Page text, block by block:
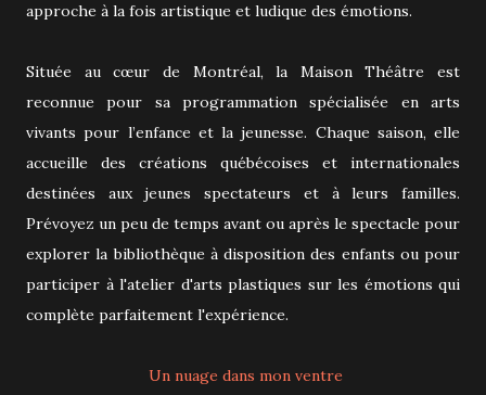
approche à la fois artistique et ludique des émotions.
Située au cœur de Montréal, la Maison Théâtre est
reconnue pour sa programmation spécialisée en arts
vivants pour l’enfance et la jeunesse. Chaque saison, elle
accueille des créations québécoises et internationales
destinées aux jeunes spectateurs et à leurs familles.
Prévoyez un peu de temps avant ou après le spectacle pour
explorer la bibliothèque à disposition des enfants ou pour
participer à l'atelier d'arts plastiques sur les émotions qui
complète parfaitement l'expérience.
Un nuage dans mon ventre